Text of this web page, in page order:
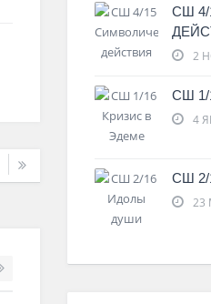
СШ
2
СШ 1/
4
СШ
23